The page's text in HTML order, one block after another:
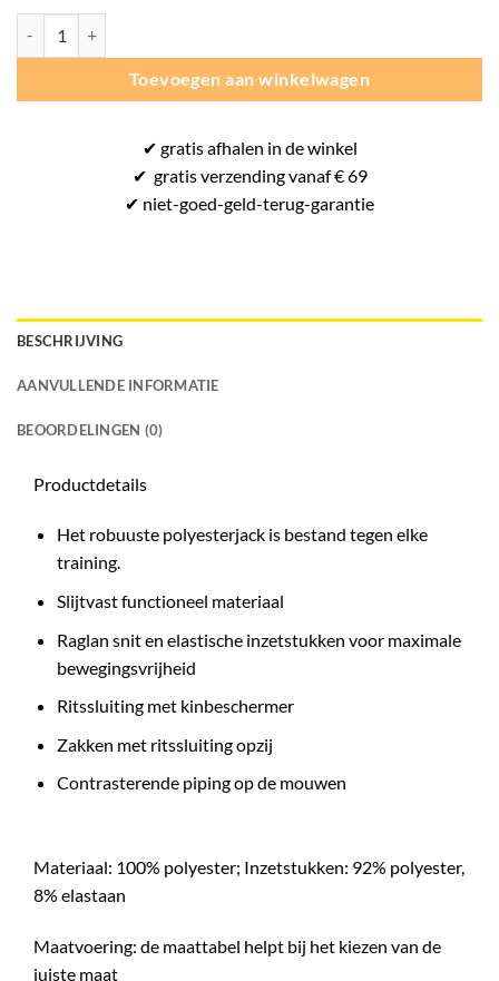
Toevoegen aan winkelwagen
✔ gratisafhalen in de winkel
✔ gratisverzending vanaf € 69
✔ niet-goed-geld-terug-garantie
BESCHRIJVING
AANVULLENDE INFORMATIE
BEOORDELINGEN (0)
Productdetails
Het robuuste polyesterjack is bestand tegen elke
training.
Slijtvast functioneel materiaal
Raglan snit en elastische inzetstukken voor maximale
bewegingsvrijheid
Ritssluiting met kinbeschermer
Zakken met ritssluiting opzij
Contrasterende piping op de mouwen
Materiaal: 100% polyester; Inzetstukken: 92% polyester,
8% elastaan
Maatvoering: de maattabel helpt bij het kiezen van de
juiste maat